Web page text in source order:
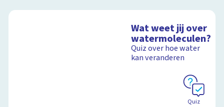
Wat weet jij over
watermoleculen?
Quiz over hoe water
kan veranderen
Quiz